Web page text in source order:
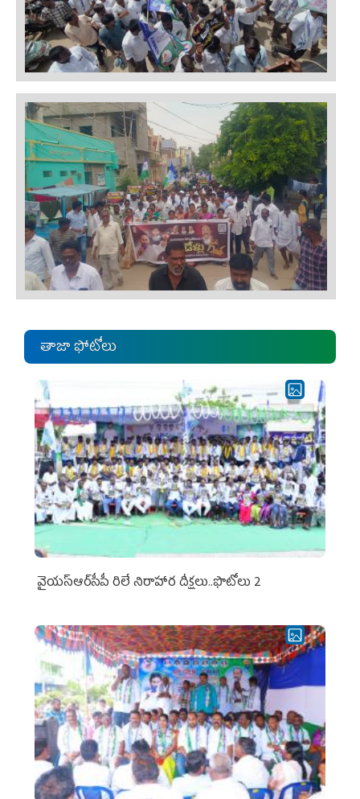
తాజా ఫోటోలు
వైయ‌స్ఆర్‌సీపీ రిలే నిరాహార దీక్షలు..ఫొటోలు 2